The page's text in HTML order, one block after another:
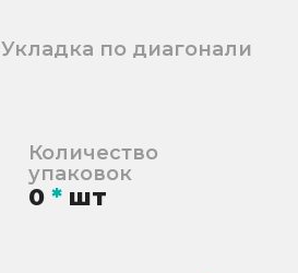
Укладка по диагонали
Количество
упаковок
0 * шт